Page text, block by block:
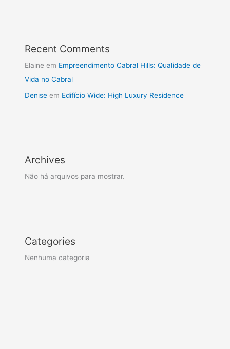
Recent Comments
Elaine em Empreendimento Cabral Hills: Qualidade de
Vida no Cabral
Denise em Edifício Wide: High Luxury Residence
Archives
Não há arquivos para mostrar.
Categories
Nenhuma categoria